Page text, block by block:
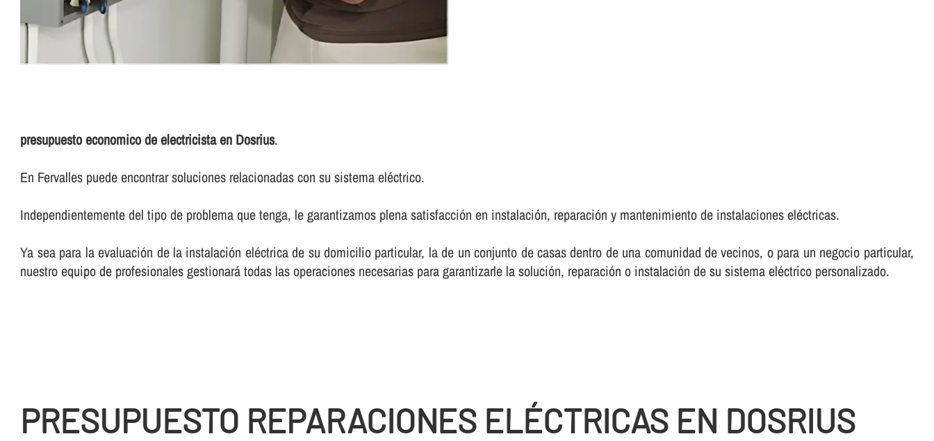
presupuesto economico de electricista en Dosrius.
En Fervalles puede encontrar soluciones relacionadas con su sistema eléctrico.
Independientemente del tipo de problema que tenga, le garantizamos plena satisfacción en instalación, reparación y mantenimiento de instalaciones eléctricas.
Ya sea para la evaluación de la instalación eléctrica de su domicilio particular, la de un conjunto de casas dentro de una comunidad de vecinos, o para un negocio particular,
nuestro equipo de profesionales gestionará todas las operaciones necesarias para garantizarle la solución, reparación o instalación de su sistema eléctrico personalizado.
PRESUPUESTO REPARACIONES ELÉCTRICAS EN DOSRIUS